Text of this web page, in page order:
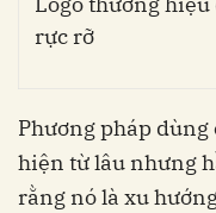
rực rỡ
Phương pháp dùng
hiện từ lâu nhưng
rằng nó là xu